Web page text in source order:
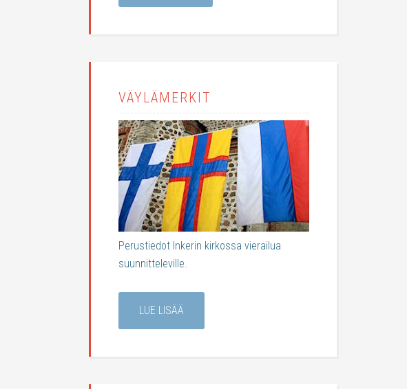
VÄYLÄMERKIT
Perustiedot Inkerin kirkossa vierailua
suunnitteleville.
LUE LISÄÄ